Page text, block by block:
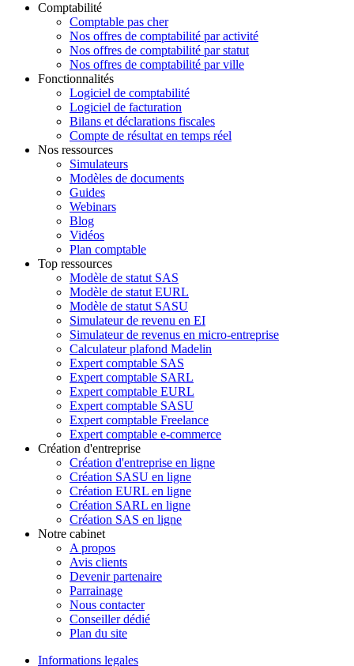
Comptabilité
Comptable pas cher
Nos offres de comptabilité par activité
Nos offres de comptabilité par statut
Nos offres de comptabilité par ville
Fonctionnalités
Logiciel de comptabilité
Logiciel de facturation
Bilans et déclarations fiscales
Compte de résultat en temps réel
Nos ressources
Simulateurs
Modèles de documents
Guides
Webinars
Blog
Vidéos
Plan comptable
Top ressources
Modèle de statut SAS
Modèle de statut EURL
Modèle de statut SASU
Simulateur de revenu en EI
Simulateur de revenus en micro-entreprise
Calculateur plafond Madelin
Expert comptable SAS
Expert comptable SARL
Expert comptable EURL
Expert comptable SASU
Expert comptable Freelance
Expert comptable e-commerce
Création d'entreprise
Création d'entreprise en ligne
Création SASU en ligne
Création EURL en ligne
Création SARL en ligne
Création SAS en ligne
Notre cabinet
A propos
Avis clients
Devenir partenaire
Parrainage
Nous contacter
Conseiller dédié
Plan du site
Informations legales